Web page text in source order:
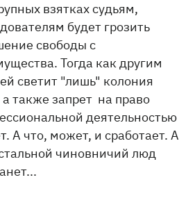
взятках судьям,
будет грозить
свободы с
Тогда как другим
светит "лишь" колония
также запрет на право
деятельностью
А что, может, и сработает. А
чиновничий люд